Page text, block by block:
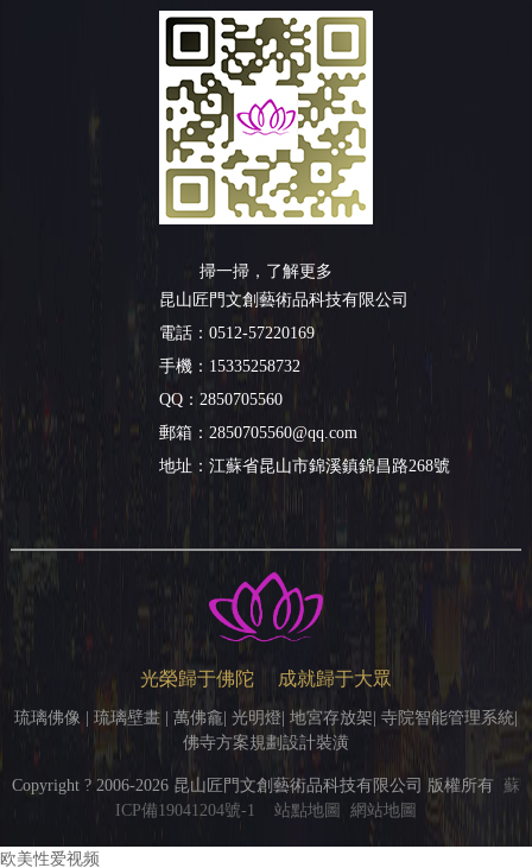
掃一掃，了解更多
昆山匠門文創藝術品科技有限公司
電話：0512-57220169
手機：15335258732
QQ：2850705560
郵箱：2850705560@qq.com
地址： 江蘇省昆山市錦溪鎮錦昌路268號
光榮歸于佛陀 成就歸于大眾
琉璃佛像 | 琉璃壁畫 | 萬佛龕| 光明燈| 地宮存放架| 寺院智能管理系統|
佛寺方案規劃設計裝潢
Copyright ? 2006-2026 昆山匠門文創藝術品科技有限公司 版權所有 蘇
ICP備19041204號-1
站點地圖 網站地圖
欧美性爱视频